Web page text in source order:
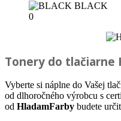
BLACK
0
Tonery do tlačiarne
Vyberte si náplne do Vašej
od dlhoročného výrobcu s
od HladamFarby budete